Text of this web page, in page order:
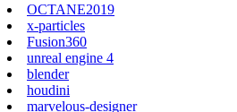
OCTANE2019
x-particles
Fusion360
unreal engine 4
blender
houdini
marvelous-designer